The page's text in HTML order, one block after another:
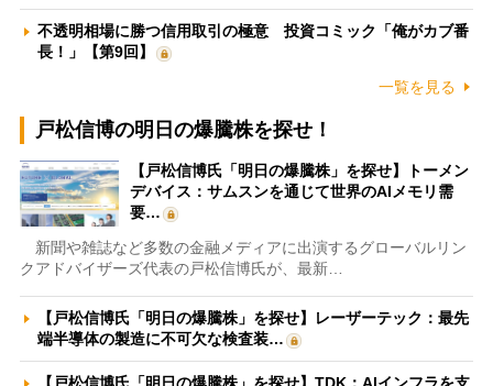
不透明相場に勝つ信用取引の極意 投資コミック「俺がカブ番
長！」【第9回】
一覧を見る
戸松信博の明日の爆騰株を探せ！
【戸松信博氏「明日の爆騰株」を探せ】トーメン
デバイス：サムスンを通じて世界のAIメモリ需
要…
新聞や雑誌など多数の金融メディアに出演するグローバルリン
クアドバイザーズ代表の戸松信博氏が、最新…
【戸松信博氏「明日の爆騰株」を探せ】レーザーテック：最先
端半導体の製造に不可欠な検査装…